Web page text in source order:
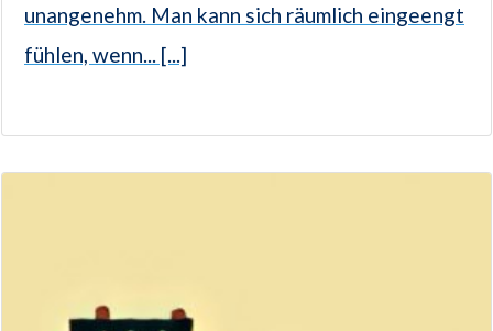
unangenehm. Man kann sich räumlich eingeengt
fühlen, wenn... [...]